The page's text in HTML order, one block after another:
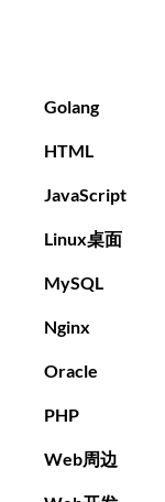
Golang
HTML
JavaScript
Linux桌面
MySQL
Nginx
Oracle
PHP
Web周边